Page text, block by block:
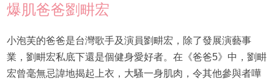
爆肌爸爸劉畊宏
小泡芙的爸爸是台灣歌手及演員劉畊宏，除了發展演藝事
業，劉畊宏私底下還是個健身愛好者。在《爸爸5》中，劉畊
宏曾毫無忌諱地揭起上衣，大騷一身肌肉，令其他參與者嘩